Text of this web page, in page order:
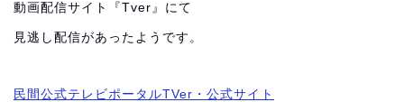
動画配信サイト『Tver』にて
見逃し配信があったようです。
民間公式テレビポータルTVer・公式サイト